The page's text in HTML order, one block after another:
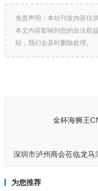
免责声明：本站刊发内容仅
本文内容影响到您的合法权
站，我们会及时删除处理。
金杯海狮王
深圳市泸州商会莅临龙
为您推荐